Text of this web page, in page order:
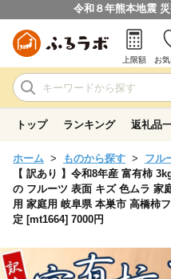
令和８年熊本地震
上限額 お
トップ ランキング 返礼品
ホーム ものから探す フル
【 訳あり 】令和8年産 富有柿
の フルーツ 表面 キズ 色ムラ 家
用 家庭用 岐阜県 本巣市 高橋柿
定 [mt1664] 7000円